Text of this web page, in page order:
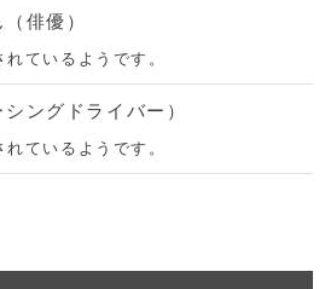
（俳優）
ているようです。
ングドライバー）
ているようです。